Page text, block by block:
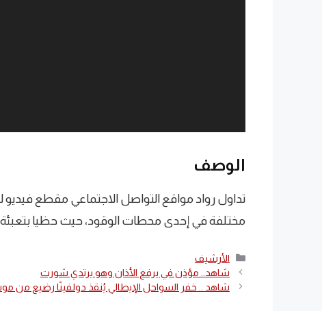
الوصف
تداول رواد مواقع التواصل الاجتماعي مقطع فيديو
مختلفة في إحدى محطات الوقود، حيث حظيا بتعبئة
التصنيفات
الأرشيف
شاهد.. مؤذن في يرفع الأذان وهو يرتدي شورت
شاهد .. خفر السواحل الإيطالي يُنقذ دولفينًا رضيع من